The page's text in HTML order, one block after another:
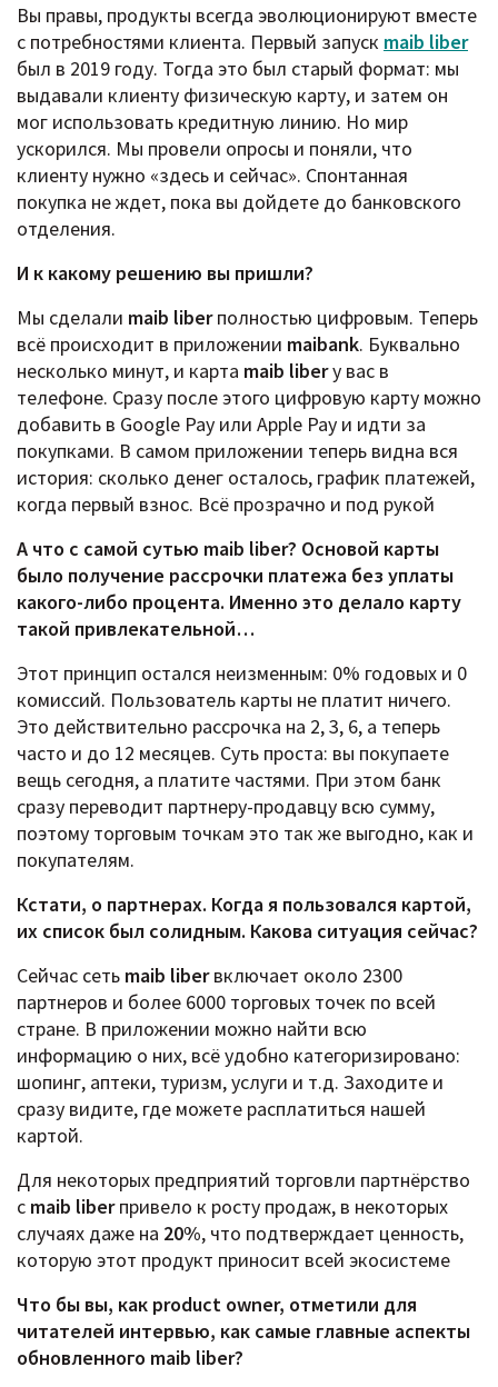
Вы правы, продукты всегда эволюционируют вместе
с потребностями клиента. Первый запуск maib liber
был в 2019 году. Тогда это был старый формат: мы
выдавали клиенту физическую карту, и затем он
мог использовать кредитную линию. Но мир
ускорился. Мы провели опросы и поняли, что
клиенту нужно «здесь и сейчас». Спонтанная
покупка не ждет, пока вы дойдете до банковского
отделения.
И к какому решению вы пришли?
Мы сделали maib liberполностью цифровым. Теперь
всё происходит в приложении maibank. Буквально
несколько минут, и карта maib liberу вас в
телефоне. Сразу после этого цифровую карту можно
добавить в Google Pay или Apple Pay и идти за
покупками. В самом приложении теперь видна вся
история: сколько денег осталось, график платежей,
когда первый взнос. Всё прозрачно и под рукой
А что с самой сутью maib liber? Основой карты
было получение рассрочки платежа без уплаты
какого-либо процента. Именно это делало карту
такой привлекательной…
Этот принцип остался неизменным: 0% годовых и 0
комиссий. Пользователь карты не платит ничего.
Это действительно рассрочка на 2, 3, 6, а теперь
часто и до 12 месяцев. Суть проста: вы покупаете
вещь сегодня, а платите частями. При этом банк
сразу переводит партнеру-продавцу всю сумму,
поэтому торговым точкам это так же выгодно, как и
покупателям.
Кстати, о партнерах. Когда я пользовался картой,
их список был солидным. Какова ситуация сейчас?
Сейчас сеть maib liberвключает около 2300
партнеров и более 6000 торговых точек по всей
стране. В приложении можно найти всю
информацию о них, всё удобно категоризировано:
шопинг, аптеки, туризм, услуги и т.д. Заходите и
сразу видите, где можете расплатиться нашей
картой.
Для некоторых предприятий торговли партнёрство
с maib liberпривело к росту продаж, в некоторых
случаях даже на 20%, что подтверждает ценность,
которую этот продукт приносит всей экосистеме
Что бы вы, как product owner, отметили для
читателей интервью, как самые главные аспекты
обновленного maib liber?